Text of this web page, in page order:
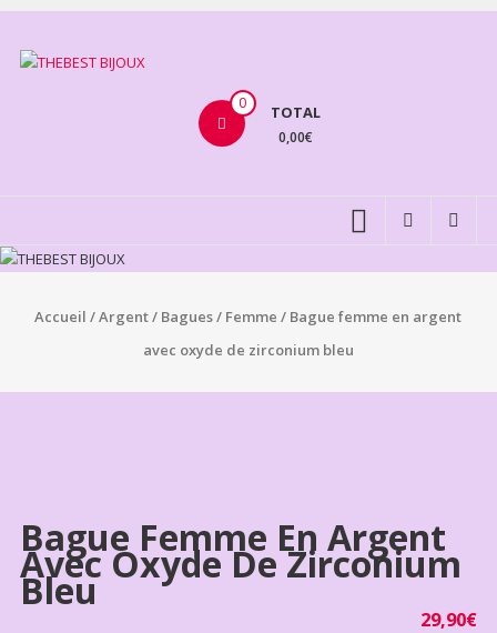
Aller
contenu
BIJOUX
0 TOTAL
0,00€
Accueil /Argent/ Bagues/ Femme / Bague femme en argent
avec oxyde de zirconium bleu
Bague Femme En Argent
Avec Oxyde De Zirconium
Bleu
29,90€